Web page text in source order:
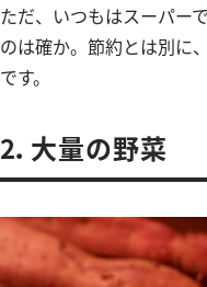
ただ、いつもはスーパー
のは確か。節約とは別に
です。
2．大量の野菜